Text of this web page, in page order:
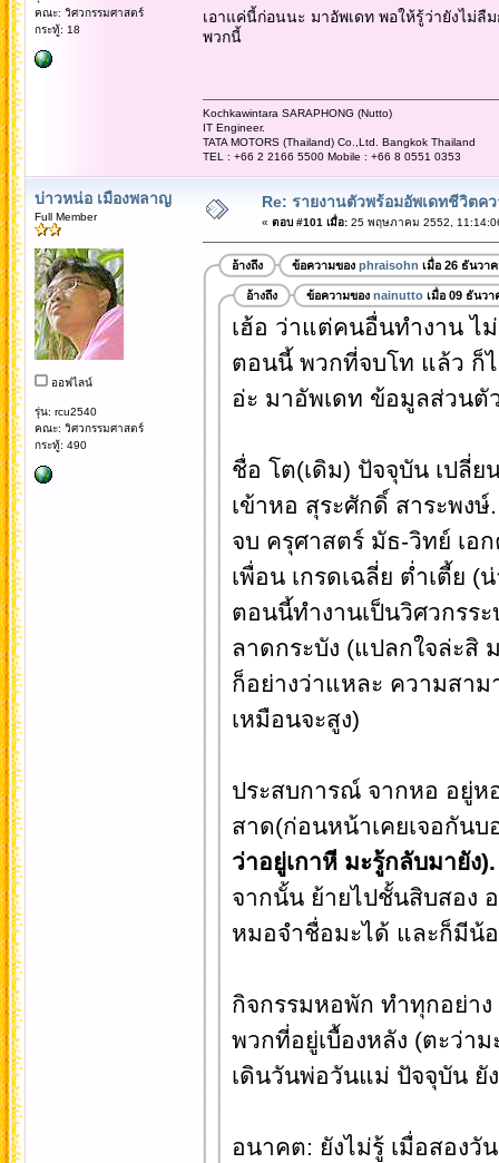
คณะ: วิศวกรรมศาสตร์
กระทู้: 18
เอาแค่นี้ก่อนนะ มาอัพเดท พอให้รู้ว่ายังไม่
พวกนี้
Kochkawintara SARAPHONG (Nutto)
IT Engineer.
TATA MOTORS (Thailand) Co.,Ltd. Bangkok Thailand
TEL : +66 2 2166 5500 Mobile : +66 8 0551 0353
บ่าวหน่อ เมืองพลาญ
Full Member
ออฟไลน์
รุ่น: rcu2540
คณะ: วิศวกรรมศาสตร์
กระทู้: 490
Re: รายงานตัวพร้อมอัพเดทชีวิตค
« ตอบ #101 เมื่อ:25 พฤษภาคม 2552,
อ้างถึง ข้อความของ phraisohn เมื่อ 26 ธันวา
อ้างถึง ข้อความของ nainuttoเมื่อ 09 ธันวา
เฮ้อ ว่าแต่คนอื่นทำงาน ไ
ตอนนี้ พวกที่จบโท แล้ว ก็
อ่ะ มาอัพเดท ข้อมูลส่วนตั
ชื่อ โต(เดิม) ปัจจุบัน เปลี่
เข้าหอ สุระศักดิ์ สาระพงษ์.
จบ ครุศาสตร์ มัธ-วิทย์ เอ
เพื่อน เกรดเฉลี่ย ต่ำเตี้ย
ตอนนี้ทำงานเป็นวิศวกรร
ลาดกระบัง (แปลกใจล่ะสิ
ก็อย่างว่าแหละ ความสาม
เหมือนจะสูง)
ประสบการณ์ จากหอ อยู่ห
สาด(ก่อนหน้าเคยเจอกัน
ว่าอยู่เกาหี มะรู้กลับมายัง).
จากนั้น ย้ายไปชั้นสิบสอง
หมอจำชื่อมะได้ และก็มีน้
กิจกรรมหอพัก ทำทุกอย่าง
พวกที่อยู่เบื้องหลัง (ตะว่า
เดินวันพ่อวันแม่ ปัจจุบัน ยั
อนาคต: ยังไม่รู้ เมื่อสอง